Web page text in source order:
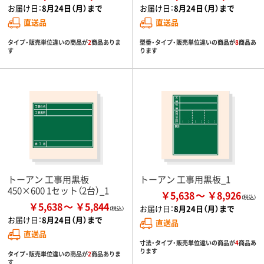
お届け日：8月24日（月）まで
直送品
タイプ・販売単位違いの商品が2商品ありま
す
お届け日：8月24日（月）まで
直送品
型番・タイプ・販売単位違いの商品が8商品あ
ります
トーアン 工事用黒板
450×600 1セット（2台）_1
￥5,638 ￥5,844
お届け日：8月24日（月）まで
直送品
タイプ・販売単位違いの商品が2商品ありま
す
トーアン 工事用黒板_1
￥5,638 ￥8,926
お届け日：8月24日（月）まで
直送品
寸法・タイプ・販売単位違いの商品が4商品あ
ります